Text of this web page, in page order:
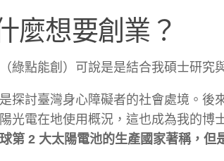
麼想要創業？
綠點能創）可說是是結合我碩士研究
探討臺灣身心障礙者的社會處境。
光電在地使用概況，這也成為我的
第 2 大太陽電池的生產國家著稱，但